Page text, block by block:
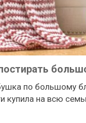
по большому
купила на всю